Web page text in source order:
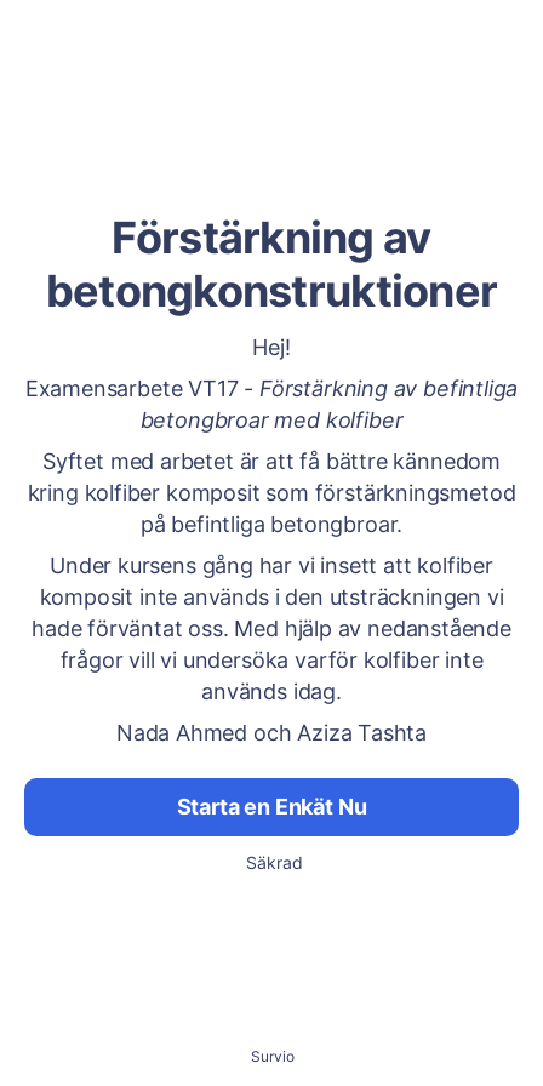
Förstärkning av
betongkonstruktioner
Hej!
Examensarbete VT17 - Förstärkning av befintliga
betongbroar med kolfiber
Syftet med arbetet är att få bättre kännedom
kring kolfiber komposit som förstärkningsmetod
på befintliga betongbroar.
Under kursens gång har vi insett att kolfiber
komposit inte används i den utsträckningen vi
hade förväntat oss. Med hjälp av nedanstående
frågor vill vi undersöka varför kolfiber inte
används idag.
Nada Ahmed och Aziza Tashta
Starta en Enkät Nu
Säkrad
Survio